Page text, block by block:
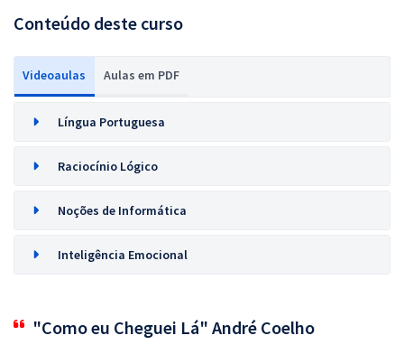
Conteúdo deste curso
Videoaulas Aulas em PDF
Língua Portuguesa
Raciocínio Lógico
Noções de Informática
Inteligência Emocional
"Como eu Cheguei Lá" André Coelho